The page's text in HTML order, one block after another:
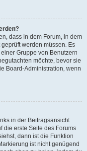
dass in dem Forum, in dem
werden müssen. Es
Gruppe von Benutzern
möchte, bevor sie
Board-Administration, wenn
in der Beitragsansicht
die erste Seite des Forums
dann ist die Funktion
ist nicht genügend